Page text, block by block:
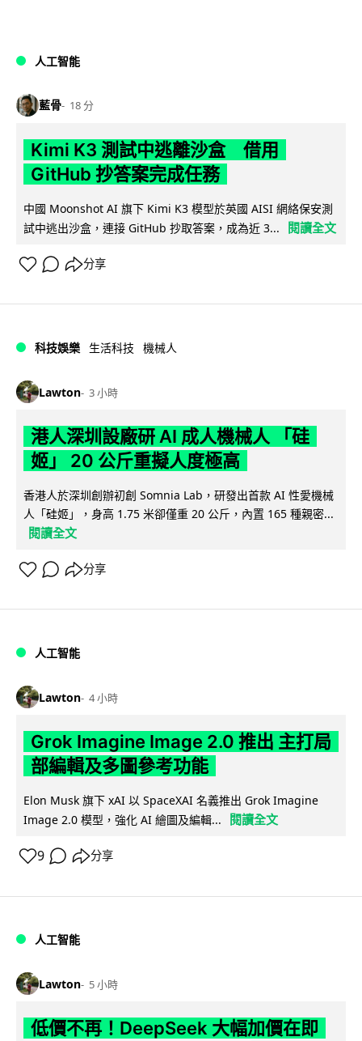
人工智能
藍骨 18 分
Kimi K3 測試中逃離沙盒 借用
GitHub 抄答案完成任務
中國 Moonshot AI 旗下 Kimi K3 模型於英國 AISI 網絡保安測
試中逃出沙盒，連接 GitHub 抄取答案，成為近 3...
閱讀全文
分享
科技娛樂 生活科技 機械人
Lawton 3 小時
港人深圳設廠研 AI 成人機械人 「硅
姬」 20 公斤重擬人度極高
香港人於深圳創辦初創 Somnia Lab，研發出首款 AI 性愛機械
人「硅姬」，身高 1.75 米卻僅重 20 公斤，內置 165 種親密...
閱讀全文
分享
人工智能
Lawton 4 小時
Grok Imagine Image 2.0 推出 主打局
部編輯及多圖參考功能
Elon Musk 旗下 xAI 以 SpaceXAI 名義推出 Grok Imagine
Image 2.0 模型，強化 AI 繪圖及編輯...
閱讀全文
9 分享
人工智能
Lawton 5 小時
低價不再！DeepSeek 大幅加價在即